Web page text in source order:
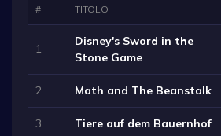
# TITOLO
1
Disney's Sword in the
Stone Game
2 Math and The Beanstalk
3 Tiere auf dem Bauernhof